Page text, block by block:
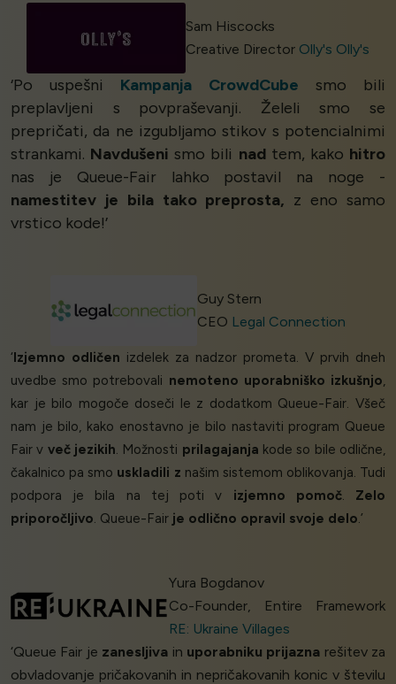
Sam Hiscocks
Creative Director Olly's Olly's
‘Po uspešni Kampanja CrowdCube smo bili
preplavljeni s povpraševanji. Želeli smo se
prepričati, da ne izgubljamo stikov s potencialnimi
strankami. Navdušeni smo bili nadtem, kako hitro
nas je Queue-Fair lahko postavil na noge -
namestitev je bila tako preprosta, z eno samo
vrstico kode!’
Guy Stern
CEO Legal Connection
‘ Izjemno odličen izdelek za nadzor prometa. V prvih dneh
uvedbe smo potrebovali nemoteno uporabniško izkušnjo,
kar je bilo mogoče doseči le z dodatkom Queue-Fair. Všeč
nam je bilo, kako enostavno je bilo nastaviti program Queue
Fair v več jezikih. Možnosti prilagajanja kode so bile odlične,
čakalnico pa smo uskladili z našim sistemom oblikovanja. Tudi
podpora je bila na tej poti v izjemno pomoč. Zelo
priporočljivo. Queue-Fair je odlično opravil svoje delo.’
Yura Bogdanov
Co-Founder, Entire Framework
RE: Ukraine Villages
‘Queue Fair je zanesljiva in uporabniku prijazna rešitev za
obvladovanje pričakovanih in nepričakovanih konic v številu